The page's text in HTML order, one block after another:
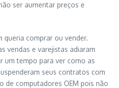
ser aumentar preços e
queria comprar ou vender.
vendas e varejistas adiaram
um tempo para ver como as
seus contratos com
de computadores OEM pois não